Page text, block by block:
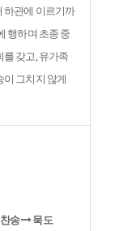
하관에 이르기까
행하며 초종 중
갖고, 유가족
그치지 않게
송 묵도